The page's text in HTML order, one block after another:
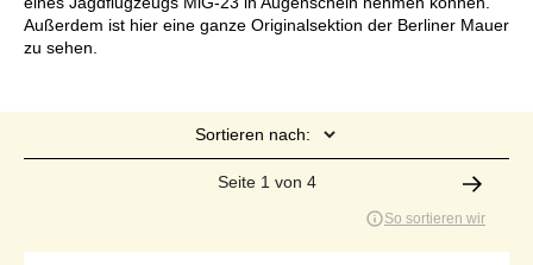
Außerdem ist hier eine ganze Originalsektion der Berliner Mauer
zu sehen.
Sortieren nach:
Seite 1 von 4
So sortieren wir